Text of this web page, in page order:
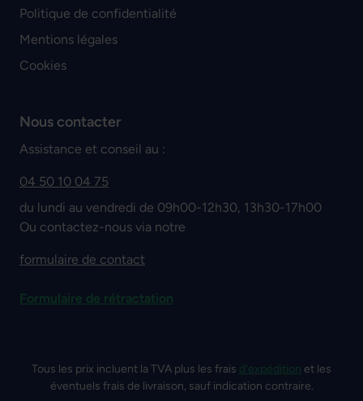
Politique de confidentialité
Mentions légales
Cookies
Nous contacter
Assistance et conseil au :
04 50 10 04 75
du lundi au vendredi de 09h00-12h30, 13h30-17h00
Ou contactez-nous via notre
formulaire de contact
Formulaire de rétractation
Tous les prix incluent la TVA plus les frais d'expédition et les
éventuels frais de livraison, sauf indication contraire.